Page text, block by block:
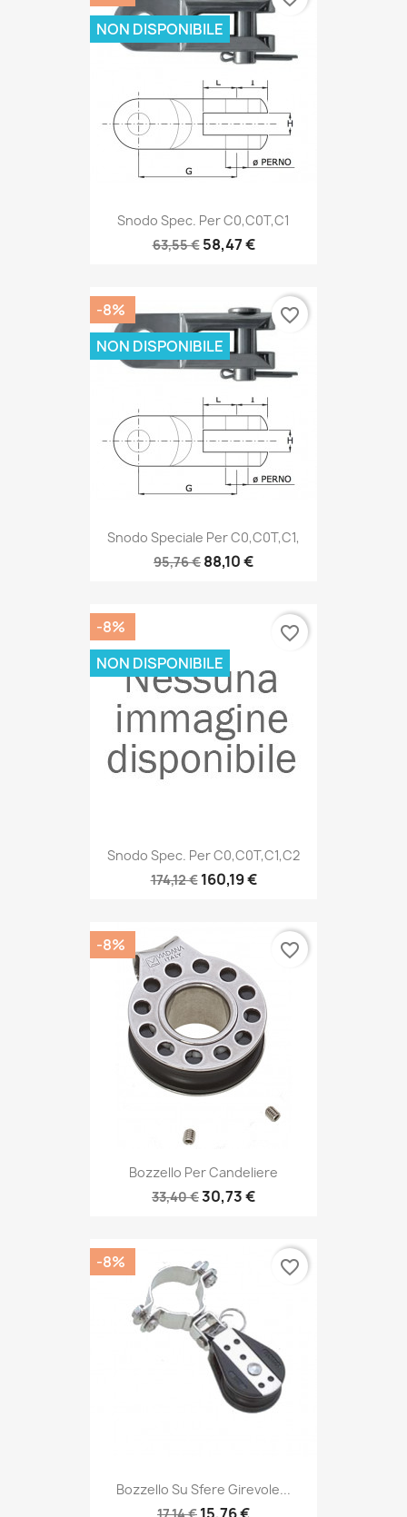
Snodo Spec. Per C0,C0T,C1
63,55 € 58,47 €
NON DISPONIBILE
Snodo Speciale Per C0,C0T,C1,
95,76 € 88,10 €
-8%
NON DISPONIBILE
favorite_border
Snodo Spec. Per C0,C0T,C1,C2
174,12 € 160,19 €
-8%
NON DISPONIBILE
favorite_border
Bozzello Per Candeliere
33,40 €30,73 €
-8% favorite_border
Bozzello Su Sfere Girevole...
-8% favorite_border